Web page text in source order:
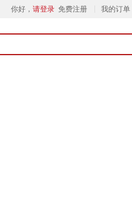
你好， 请登录 免费注册 我的订单